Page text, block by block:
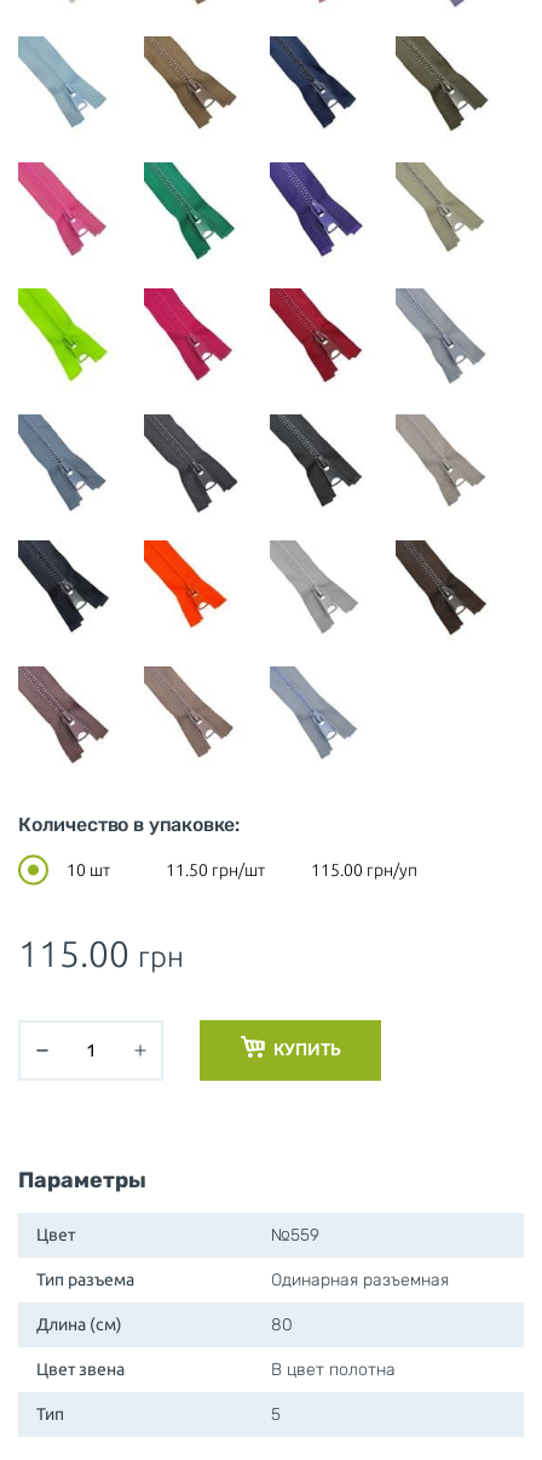
Количество в упаковке:
10 шт 11.50 грн/шт 115.00 грн/уп
115.00 грн
КУПИТЬ
Параметры
Цвет №559
Тип разъема Одинарная разъемная
Длина (см) 80
Цвет звена В цвет полотна
Тип 5